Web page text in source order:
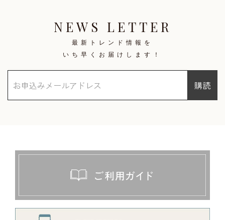
NEWS LETTER
最新トレンド情報を
いち早くお届けします！